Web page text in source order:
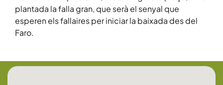
plantada la falla gran, que serà el senyal que
esperen els fallaires per iniciar la baixada des del
Faro.